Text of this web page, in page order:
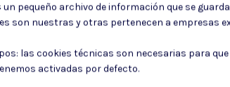
Consiento el uso de mis datos para los fines
pequeño archivo de información que se
son nuestras y otras pertenecen a empresas
las cookies técnicas son necesarias para
activadas por defecto.